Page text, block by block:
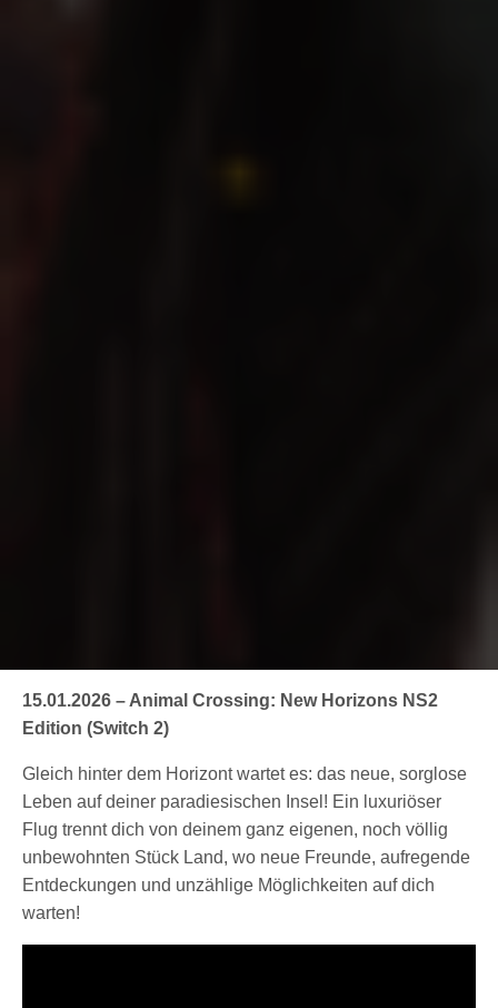
15.01.2026 – Animal Crossing: New Horizons NS2
Edition (Switch 2)
Gleich hinter dem Horizont wartet es: das neue, sorglose
Leben auf deiner paradiesischen Insel! Ein luxuriöser
Flug trennt dich von deinem ganz eigenen, noch völlig
unbewohnten Stück Land, wo neue Freunde, aufregende
Entdeckungen und unzählige Möglichkeiten auf dich
warten!